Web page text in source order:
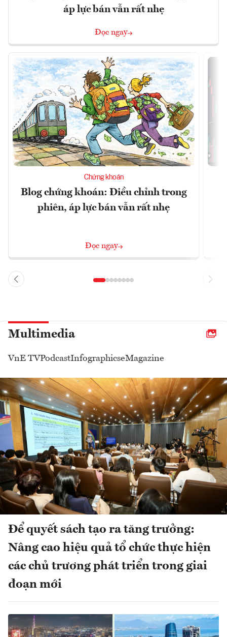
áp lực bán vẫn rất nhẹ
Đọc ngay
Chứng khoán
Blog chứng khoán: Điều chỉnh trong
phiên, áp lực bán vẫn rất nhẹ
Đọc ngay
Multimedia
VnE TVPodcastInfographicseMagazine
Để quyết sách tạo ra tăng trưởng:
Nâng cao hiệu quả tổ chức thực hiện
các chủ trương phát triển trong giai
đoạn mới